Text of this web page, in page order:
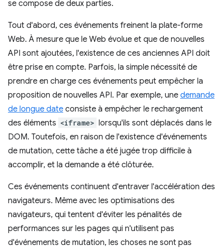
se compose de deux parties.
Tout d'abord, ces événements freinent la plate-forme
Web. À mesure que le Web évolue et que de nouvelles
API sont ajoutées, l'existence de ces anciennes API doit
être prise en compte. Parfois, la simple nécessité de
prendre en charge ces événements peut empêcher la
proposition de nouvelles API. Par exemple, une demande
de longue date consiste à empêcher le rechargement
des éléments <iframe> lorsqu'ils sont déplacés dans le
DOM. Toutefois, en raison de l'existence d'événements
de mutation, cette tâche a été jugée trop difficile à
accomplir, et la demande a été clôturée.
Ces événements continuent d'entraver l'accélération des
navigateurs. Même avec les optimisations des
navigateurs, qui tentent d'éviter les pénalités de
performances sur les pages qui n'utilisent pas
d'événements de mutation, les choses ne sont pas